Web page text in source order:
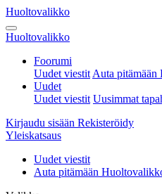
Huoltovalikko
Huoltovalikko
Foorumi
Uudet viestit Auta pitämään
Uudet
Uudet viestit Uusimmat
Kirjaudu sisään Rekisteröidy
Yleiskatsaus
Uudet viestit
Auta pitämään